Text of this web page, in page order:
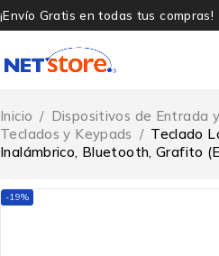
¡Envío Gratis en todas tus compras!
Inicio / Dispositivos de Entrada
Teclados y Keypads / Teclado
Inalámbrico, Bluetooth, Grafito
-19%